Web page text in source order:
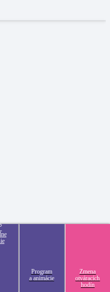
Program
a animácie
Zmena
otváracích
hodín